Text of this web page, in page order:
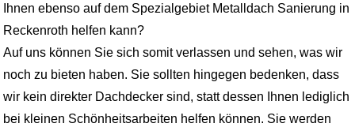
Ihnen ebenso auf dem Spezialgebiet Metalldach Sanierung in
Reckenroth helfen kann?
Auf uns können Sie sich somit verlassen und sehen, was wir
noch zu bieten haben. Sie sollten hingegen bedenken, dass
wir kein direkter Dachdecker sind, statt dessen Ihnen lediglich
bei kleinen Schönheitsarbeiten helfen können. Sie werden